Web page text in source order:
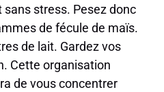
sans stress. Pesez donc
de fécule de maïs.
de lait. Gardez vos
Cette organisation
de vous concentrer